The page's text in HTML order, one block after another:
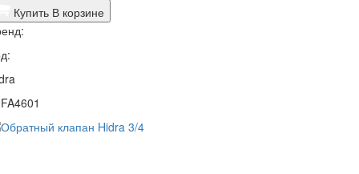
Купить В корзине